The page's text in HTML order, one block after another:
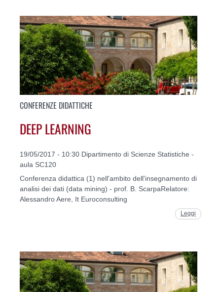
CONFERENZE DIDATTICHE
DEEP LEARNING
19/05/2017 - 10:30 Dipartimento di Scienze Statistiche -
aula SC120
Conferenza didattica (1) nell'ambito dell'insegnamento di
analisi dei dati (data mining) - prof. B. ScarpaRelatore:
Alessandro Aere, It Euroconsulting
Leggi